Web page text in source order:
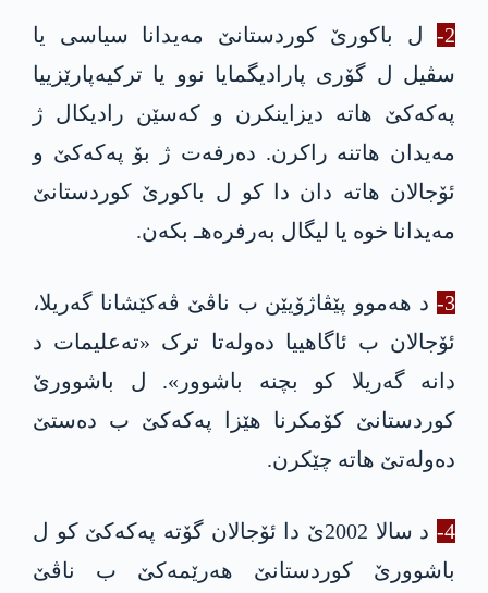
2-
ل باکورێ کوردستانێ مه‌یدانا سیاسی یا
سڤیل ل گۆری پارادیگمایا نوو یا ترکیەپارێزییا
په‌كه‌كێ هاتە دیزاینکرن و کەسێن رادیکال ژ
مه‌یدان هاتنه‌ راکرن. دەرفەت ژ بۆ په‌كه‌كێ و
ئۆجالان هاته‌ دان دا کو ل باکورێ کوردستانێ
مه‌یدانا خوه‌ یا لیگال بەرفرەهـ بکەن.
3-
د هەموو پێڤاژۆیێن ب ناڤێ ڤه‌كێشانا گەریلا،
ئۆجالان ب ئاگاهییا دەولەتا ترک «ته‌علیمات د
دانه‌ گەریلا کو بچنه‌ باشوور». ل باشوورێ
کوردستانێ کۆمکرنا هێزا په‌كه‌كێ ب دەستێ
دەولەتێ هاته‌ چێكرن.
4-
د سالا 2002ێ دا ئۆجالان گۆته‌ په‌كه‌كێ کو ل
باشوورێ کوردستانێ هەرێمەکێ ب ناڤێ